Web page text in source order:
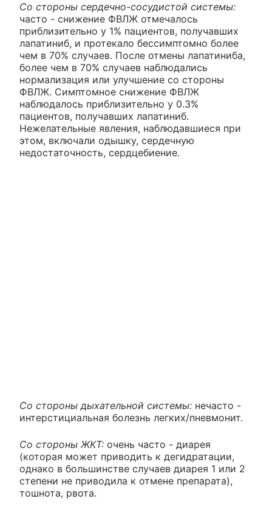
Со стороны сердечно-сосудистой системы:
часто - снижение ФВЛЖ отмечалось
приблизительно у 1% пациентов, получавших
лапатиниб, и протекало бессимптомно более
чем в 70% случаев. После отмены лапатиниба,
более чем в 70% случаев наблюдались
нормализация или улучшение со стороны
ФВЛЖ. Симптомное снижение ФВЛЖ
наблюдалось приблизительно у 0.3%
пациентов, получавших лапатиниб.
Нежелательные явления, наблюдавшиеся при
этом, включали одышку, сердечную
недостаточность, сердцебиение.
Со стороны дыхательной системы: нечасто -
интерстициальная болезнь легких/пневмонит.
Со стороны ЖКТ: очень часто - диарея
(которая может приводить к дегидратации,
однако в большинстве случаев диарея 1 или 2
степени не приводила к отмене препарата),
тошнота, рвота.